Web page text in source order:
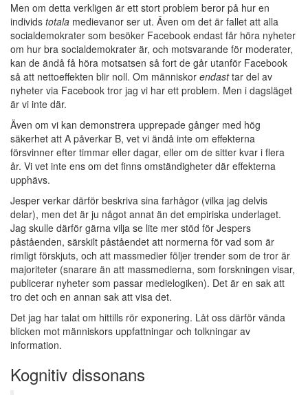
Men om detta verkligen är ett stort problem beror på hur en
individs totala medievanor ser ut. Även om det är fallet att alla
socialdemokrater som besöker Facebook endast får höra nyheter
om hur bra socialdemokrater är, och motsvarande för moderater,
kan de ändå få höra motsatsen så fort de går utanför Facebook
så att nettoeffekten blir noll. Om människor endasttar del av
nyheter via Facebook tror jag vi har ett problem. Men i dagsläget
är vi inte där.
Även om vi kan demonstrera upprepade gånger med hög
säkerhet att A påverkar B, vet vi ändå inte om effekterna
försvinner efter timmar eller dagar, eller om de sitter kvar i flera
år. Vi vet inte ens om det finns omständigheter där effekterna
upphävs.
Jesper verkar därför beskriva sina farhågor (vilka jag delvis
delar), men det är ju något annat än det empiriska underlaget.
Jag skulle därför gärna vilja se lite mer stöd för Jespers
påståenden, särskilt påståendet att normerna för vad som är
rimligt förskjuts, och att massmedier följer trender som de tror är
majoriteter (snarare än att massmedierna, som forskningen visar,
publicerar nyheter som passar medielogiken). Det är en sak att
tro det och en annan sak att visa det.
Det jag har talat om hittills rör exponering. Låt oss därför vända
blicken mot människors uppfattningar och tolkningar av
information.
Kognitiv dissonans